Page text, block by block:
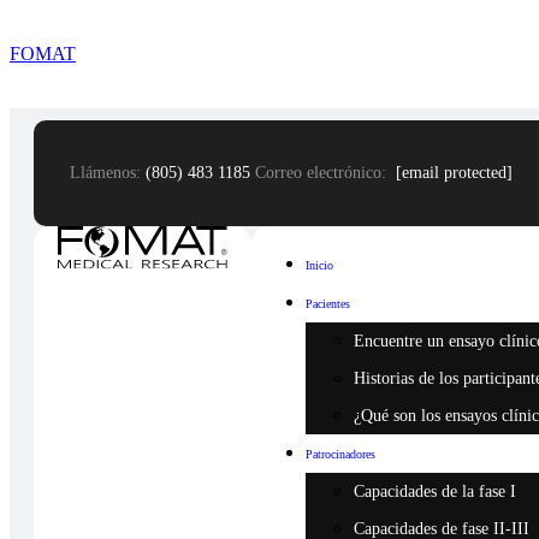
FOMAT
Llámenos: (805) 483 1185 Correo electrónico: [email protected]
Inicio
Pacientes
Encuentre un ensayo
Historias de los
¿Qué son los ensayos
Patrocinadores
Capacidades de la fase I
Capacidades de fase II-III